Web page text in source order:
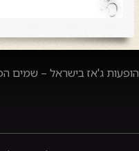
הופעות ג'אז בישראל – שמים